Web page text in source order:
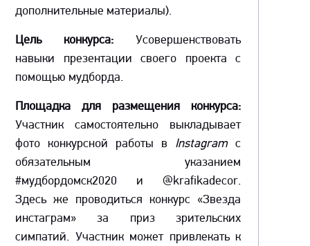
дополнительные материалы).
Цель конкурса: Усовершенствовать
навыки презентации своего проекта с
помощью мудборда.
Площадка для размещения конкурса:
Участник самостоятельно выкладывает
фото конкурсной работы в Instagramс
обязательным указанием
#мудбордомск2020 и @krafikadecor.
Здесь же проводиться конкурс «Звезда
инстаграм» за приз зрительских
симпатий. Участник может привлекать к